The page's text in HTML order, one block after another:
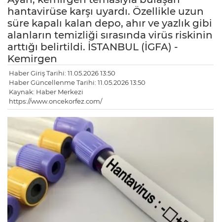
hantavirüse karşı uyardı. Özellikle uzun
süre kapalı kalan depo, ahır ve yazlık gibi
alanların temizliği sırasında virüs riskinin
arttığı belirtildi. İSTANBUL (İGFA) -
Kemirgen
Haber Giriş Tarihi: 11.05.2026 13:50
Haber Güncellenme Tarihi: 11.05.2026 13:50
Kaynak: Haber Merkezi
https://www.oncekorfez.com/